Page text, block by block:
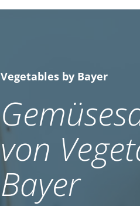
Vegetables by Bayer
von
Bayer